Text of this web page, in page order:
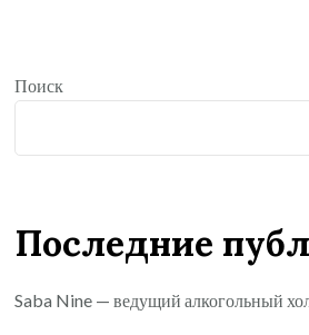
Поиск
Последние
Saba Nine — ведущий алкогольный